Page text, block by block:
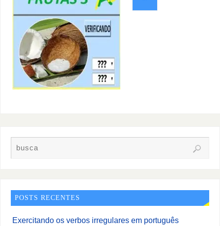
POSTS RECENTES
Exercitando os verbos irregulares em português